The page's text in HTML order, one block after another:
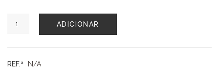
de
MAYORAL
ADICIONAR
REF.ª N/A